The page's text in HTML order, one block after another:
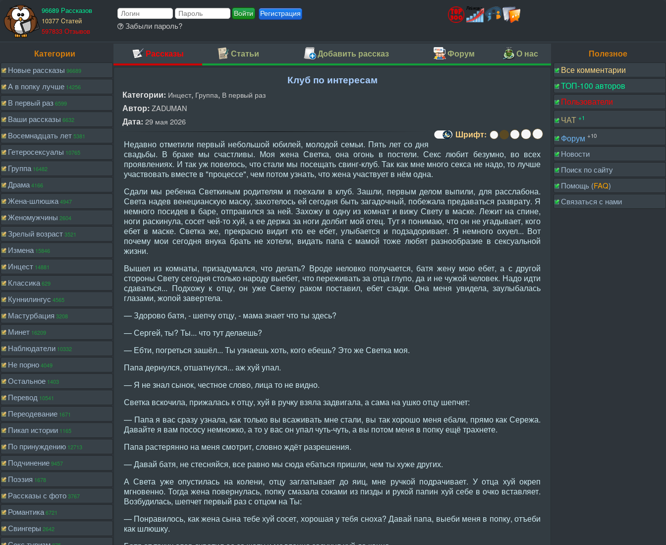
96689 Рассказов
10377 Cтатей
597833 Отзывов
Регистрация
Забыли пароль?
Категории
Новые рассказы 96689
А в попку лучше 14256
В первый раз6599
Ваши рассказы 6632
Восемнадцать лет5381
Гетеросексуалы 10765
Группа 16482
Драма4166
Жена-шлюшка4947
Женомужчины 2604
Зрелый возраст3521
Измена 15846
Инцест 14881
Классика629
Куннилингус 4565
Мастурбация 3208
Минет 16209
Наблюдатели 10332
Не порно4049
Остальное 1403
Перевод 10541
Переодевание 1671
Пикап истории 1165
По принуждению 12713
Подчинение9457
Поэзия 1678
Рассказы с фото3767
Романтика6721
Свингеры 2642
Рассказы Статьи Добавить рассказ Форум О нас
Клуб по интересам
Категории: Инцест, Группа, В первый раз
Автор: ZADUMAN
Дата: 29 мая 2026
Шрифт:
Недавно отметили первый небольшой юбилей, молодой семьи. Пять лет со дня
свадьбы. В браке мы счастливы. Моя жена Светка, она огонь в постели. Секс любит безумно, во всех
проявлениях. И так уж повелось, что стали мы посещать свинг-клуб. Так как мне много секса не надо, то лучше
участвовать вместе в "процессе", чем потом узнать, что жена участвует в нём одна.
Сдали мы ребенка Светкиным родителям и поехали в клуб. Зашли, первым делом выпили, для расслабона.
Света надев венецианскую маску, захотелось ей сегодня быть загадочный, побежала предаваться разврату. Я
немного посидев в баре, отправился за ней. Захожу в одну из комнат и вижу Свету в маске. Лежит на спине,
ноги раскинула, сосет чей-то хуй, а ее держа за ноги долбит мой отец. Тут я понимаю, что он не угадывает, кого
ебет в маске. Светка же, прекрасно видит кто ее ебет, улыбается и подзадоривает. Я немного охуел... Вот
почему мои сегодня внука брать не хотели, видать папа с мамой тоже любят разнообразие в сексуальной
жизни.
Вышел из комнаты, призадумался, что делать? Вроде неловко получается, батя жену мою ебет, а с другой
стороны Свету сегодня столько народу выебет, что переживать за отца глупо, да и не чужой человек. Надо идти
сдаваться... Подхожу к отцу, он уже Светку раком поставил, ебет сзади. Она меня увидела, заулыбалась
глазами, жопой завертела.
— Здорово батя, - шепчу отцу, - мама знает что ты здесь?
— Сергей, ты? Ты... что тут делаешь?
— Ебти, погреться зашёл... Ты узнаешь хоть, кого ебешь? Это же Светка моя.
Папа дернулся, отшатнулся... аж хуй упал.
— Я не знал сынок, честное слово, лица то не видно.
Светка вскочила, прижалась к отцу, хуй в ручку взяла задвигала, а сама на ушко отцу шепчет:
— Папа я вас сразу узнала, как только вы всаживать мне стали, вы так хорошо меня ебали, прямо как Сережа.
Давайте я вам пососу немножко, а то у вас он упал чуть-чуть, а вы потом меня в попку ещё трахнете.
Папа растерянно на меня смотрит, словно ждёт разрешения.
— Давай батя, не стесняйся, все равно мы сюда ебаться пришли, чем ты хуже других.
А Света уже опустилась на колени, отцу заглатывает до яиц, мне ручкой подрачивает. У отца хуй окреп
мгновенно. Тогда жена повернулась, попку смазала соками из пизды и рукой папин хуй себе в очко вставляет.
Возбудилась, шепчет первый раз с отцом на Ты:
— Понравилось, как жена сына тебе хуй сосет, хорошая у тебя сноха? Давай папа, выеби меня в попку, отъеби
как шлюшку.
Полезное
Все комментарии
ТОП-100 авторов
Пользователи
ЧАТ +1
Форум +10
Новости
Поиск по сайту
Помощь (FAQ)
Связаться с нами